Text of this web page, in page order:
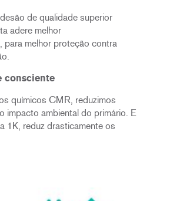
de qualidade superior
adere melhor
para melhor proteção contra
consciente
químicos CMR, reduzimos
impacto ambiental do primário. E
1K, reduz drasticamente os